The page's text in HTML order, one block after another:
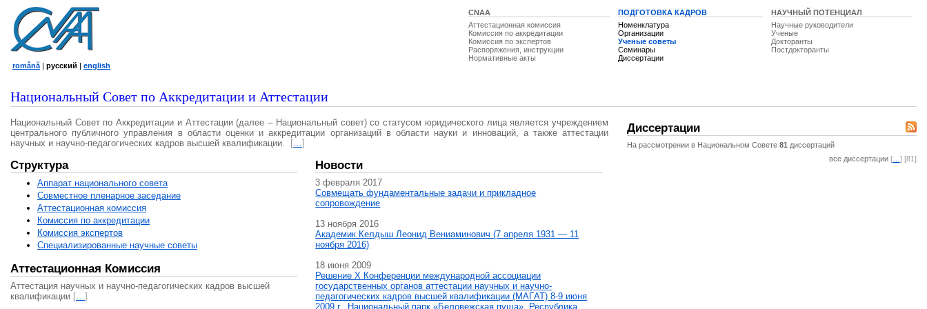
CNAA
Аттестационная комиссия
Комиссия по аккредитации
Комиссия по экспертов
Распоряжения, инструкции
Нормативные акты
ПОДГОТОВКА КАДРОВ
Номенклатура
Организации
Ученые советы
Семинары
Диссертации
НАУЧНЫЙ ПОТЕНЦИАЛ
Научные руководители
Ученые
Докторанты
Постдокторанты
română | русский | english
Национальный Совет по Аккредитации и Аттестации
Национальный Совет по Аккредитации и Аттестации (далее – Национальный совет) со статусом юридического лица является учреждением
центрального публичного управления в области оценки и аккредитации организаций в области науки и инноваций, а также аттестации
научных и научно-педагогических кадров высшей квалификации.
[…]
Структура
Аппарат национального совета
Совместное пленарное заседание
Аттестационная комисcия
Комиссия по аккредитации
Комиссия экспертов
Специализированные научные советы
Аттестационная Комиссия
Аттестация научных и научно-педагогических кадров высшей
квалификации […]
Новости
3 февраля 2017
Совмещать фундаментальные задачи и прикладное
сопровождение
13 ноября 2016
Академик Келдыш Леонид Вениаминович (7 апреля 1931 — 11
ноября 2016)
18 июня 2009
Решение X Конференции международной ассоциации
государственных органов аттестации научных и научно-
педагогических кадров высшей квалификации (МАГAT) 8-9 июня
2009 г., Национальный парк «Беловежская пуща», Республика
Диссертации
На рассмотрении в Национальном Совете 81 диссертаций
все диссертации [ ] [81]